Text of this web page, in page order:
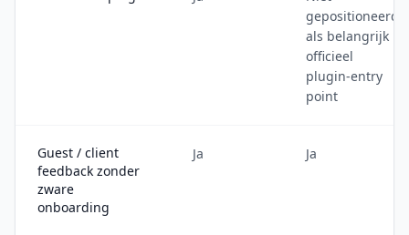
gepositioneerd
als belangrijk
officieel
plugin-entry
point
Guest / client
feedback zonder
zware
onboarding
Ja Ja